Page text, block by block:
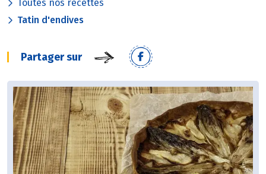
Toutes nos recettes
Tatin d'endives
Partager sur